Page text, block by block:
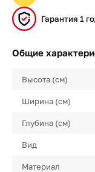
Гарантия 1
Общие
Высота (см)
Ширина (см)
Глубина (см)
Вид
Материал